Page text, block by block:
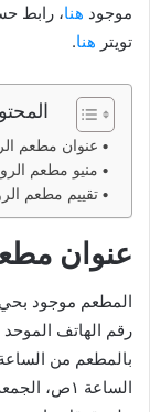
موجود هنا، رابط
تويتر هنا.
عنوان مطعم
منيو مطعم
تقييم مطعم
عنوان
المطعم موجود بحي